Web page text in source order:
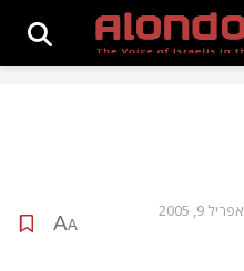
אפריל 9, 2005
A
A